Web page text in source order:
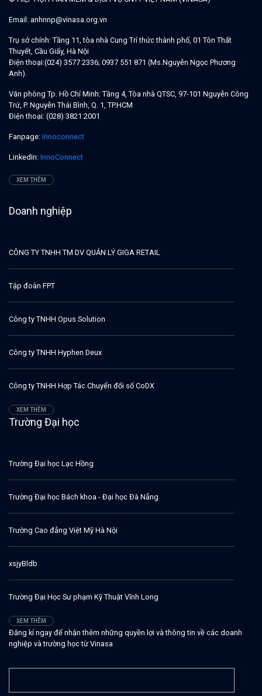
Email: anhnnp@vinasa.org.vn
Trụ sở chính: Tầng 11, tòa nhà Cung Trí thức thành phố, 01 Tôn Thất
Thuyết, Cầu Giấy, Hà Nội
Điện thoại:(024) 3577 2336; 0937 551 871 (Ms.Nguyễn Ngọc Phương
Anh).
Văn phòng Tp. Hồ Chí Minh: Tầng 4, Tòa nhà QTSC, 97-101 Nguyễn Công
Trứ, P. Nguyễn Thái Bình, Q. 1, TP.HCM
Điện thoại: (028) 3821 2001
Fanpage: Innoconnect
LinkedIn: InnoConnect
XEM THÊM
Doanh nghiệp
CÔNG TY TNHH TM DV QUẢN LÝ GIGA RETAIL
Tập đoàn FPT
Công ty TNHH Opus Solution
Công ty TNHH Hyphen Deux
Công ty TNHH Hợp Tác Chuyển đổi số CoDX
XEM THÊM
Trường Đại học
Trường Đại học Lạc Hồng
Trường Đại học Bách khoa - Đại học Đà Nẵng
Trường Cao đẳng Việt Mỹ Hà Nội
xsjyBldb
Trường Đại Học Sư phạm Kỹ Thuật Vĩnh Long
XEM THÊM
Đăng kí ngay để nhận thêm những quyền lợi và thông tin về các doanh
nghiệp và trường học từ Vinasa